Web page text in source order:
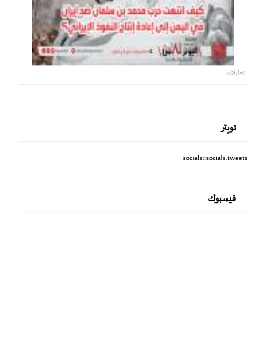
تحليلات
تويتر
socials::socials.tweets
فيسبوك